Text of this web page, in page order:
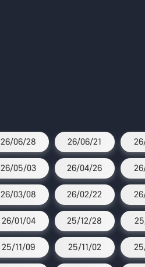
26/06/28 26/06/21
26/05/03 26/04/26
26/03/08 26/02/22
26/01/04 25/12/28
25/11/09 25/11/02